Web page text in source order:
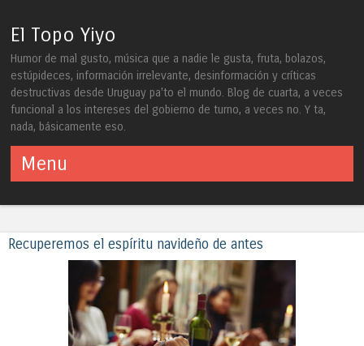
El Topo Yiyo
Humor de mal gusto, música que a nadie le gusta, fruta, bolazos,
estúpideces, información irrelevante, desinformación y críticas
destructivas desde Uruguay pa'to el mundo. Blog de cuarta, a veces
funcional a los intereses del gobierno de turno, a veces no. Y ta,
nada, básicamente eso.
Menu
Recuperemos el espíritu navideño de antes